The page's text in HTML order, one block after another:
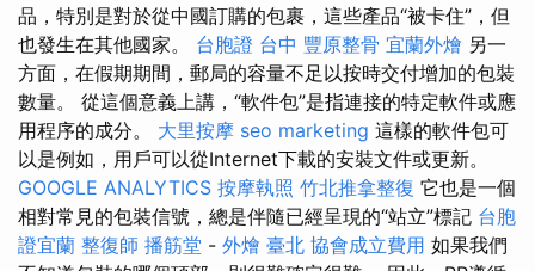
品，特別是對於從中國訂購的包裹，這些產品“被卡住”，但
也發生在其他國家。 台胞證 台中 豐原整骨 宜蘭外燴 另一
方面，在假期期間，郵局的容量不足以按時交付增加的包裝
數量。 從這個意義上講，“軟件包”是指連接的特定軟件或應
用程序的成分。 大里按摩 seo marketing 這樣的軟件包可
以是例如，用戶可以從Internet下載的安裝文件或更新。
GOOGLE ANALYTICS 按摩執照 竹北推拿整復 它也是一個
相對常見的包裝信號，總是伴隨已經呈現的“站立”標記 台胞
證宜蘭 整復師 播筋堂 - 外燴 臺北 協會成立費用 如果我們